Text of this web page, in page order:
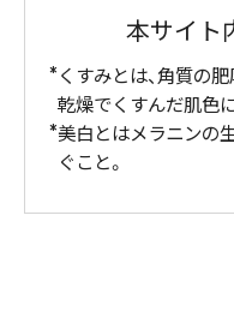
本サイト
くすみとは、角質の
乾燥でくすんだ肌色
美白とはメラニンの
ぐこと。